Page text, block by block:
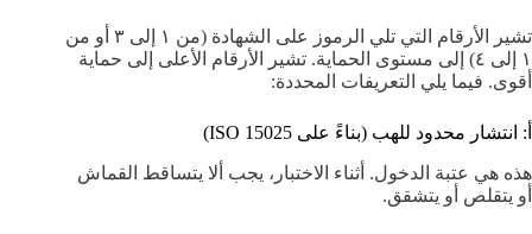
تشير الأرقام التي تلي الرموز على الشهادة (من ١ إلى ٣ أو من
١ إلى ٤) إلى مستوى الحماية. تشير الأرقام الأعلى إلى حماية
أقوى. فيما يلي التعريفات المحددة:
أ: انتشار محدود للهب (بناءً على ISO 15025)
هذه هي عتبة الدخول. أثناء الاختبار، يجب ألا يتساقط القماش
أو يتقلص أو يتشقق.